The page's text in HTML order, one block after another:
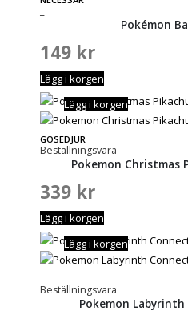
Pokémon
149 kr
Lägg i korgen
GOSEDJUR
Beställningsvara
Lägg i korgen
Pokemon Christmas
339 kr
Lägg i korgen
Beställningsvara
Lägg i korgen
Pokemon